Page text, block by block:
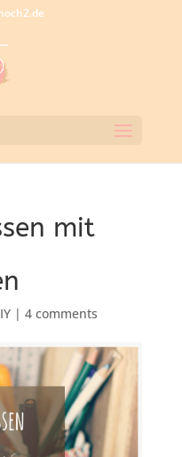
mit
| 4 comments